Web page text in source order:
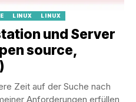
LINUX LINUX
und Server
source,
Zeit auf der Suche nach
Anforderungen erfüllen